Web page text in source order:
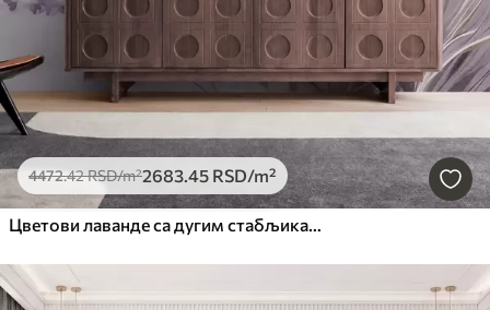
4472.42RSD/m²2683.45 RSD/m²
Цветови лаванде са дугим стабљикама и листовима, мека пастелна текстурирана уметност